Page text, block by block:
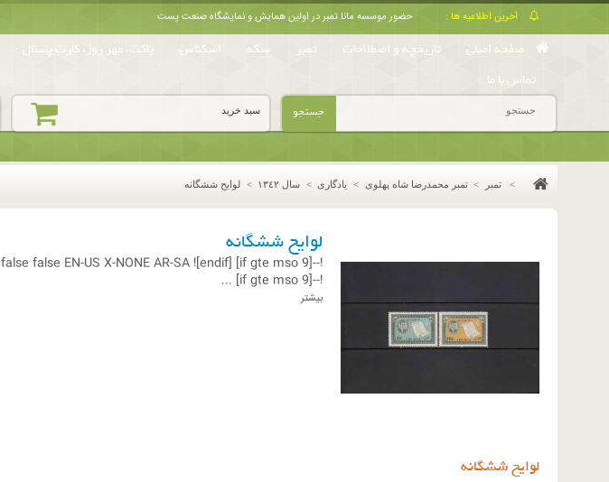
آخرین اطلاعیه ها : حضور موسسه مانا تمبر در اولین همایش و نمایشگاه صنعت پست
سبد خرید جستجو
صفحه اصلی تاریخچه و اصطلاحات تمبر سکه اسکناس پاکت، مهر روز، کارت پستال
تماس با ما
> تمبر > تمبر محمدرضا شاه پهلوی > یادگاری > سال ١٣٤٢ > لوایح ششگانه
لوایح ششگانه
!--[if gte mso 9]
false false EN-US X-NONEAR-SA ![endif]--
!--[if gte mso 9]
...
بیشتر
لوایح ششگانه